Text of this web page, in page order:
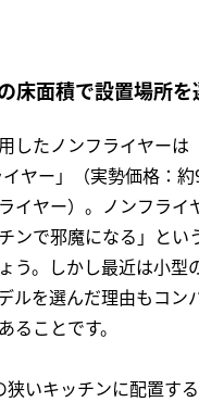
床面積で設置場所を
したノンフライヤーは
ヤー」（実勢価格：
イヤー）。ノンフライ
ンで邪魔になる」とい
う。しかし最近は小型
ルを選んだ理由もコン
ることです。
狭いキッチンに配置す